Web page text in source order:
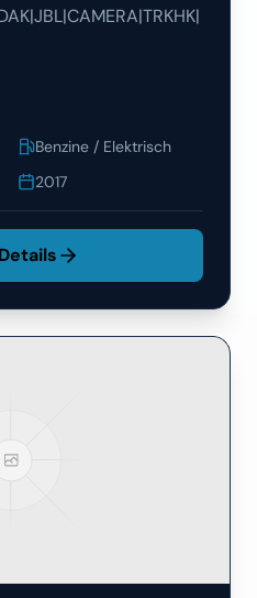
Benzine / Elektrisch
2017